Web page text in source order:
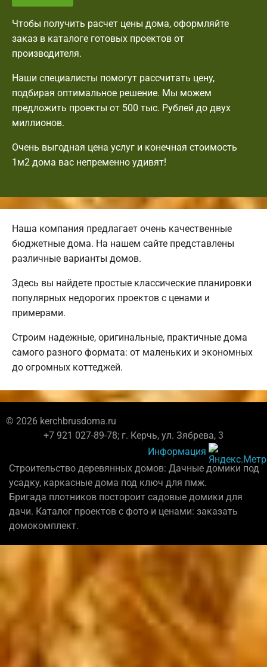
Чтобы получить расчет цены дома, оформляйте
заказ в каталоге готовых проектов от
производителя.
Наши специалисты помогут рассчитать цену,
подбирая оптимальное решение. Мы можем
предложить проекты от 500 тыс. Рублей до двух
миллионов.
Очень выгодная цена услуг и конечная стоимость
1м2 дома вас непременно удивят!
Наша компания предлагает очень качественные
бюджетные дома. На нашем сайте представлены
различные варианты домов.
Здесь вы найдете простые классические планировки
популярных недорогих проектов с ценами и
примерами.
Строим надежные, оригинальные, практичные дома
самого разного формата: от маленьких и экономных
до огромных коттеджей.
© 2026 kerchbrusdoma.ru
+7 921 027-89-78; г. Керчь, ул. Зябрева, 3
Информация
Строительство деревянных домов: Дачные домики под
усадку, каркасные дома под ключ для пмж.
Бригада плотников постороит садовые домики для
дачи. Каталог проектов с фото и ценами: заказать
домокомплект.